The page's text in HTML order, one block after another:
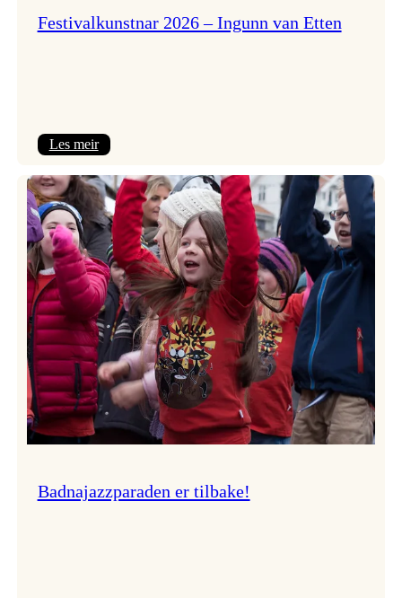
Festivalkunstnar 2026 – Ingunn van Etten
Les meir:
2026
–
Ingunn van Etten
Badnajazzparaden er tilbake!